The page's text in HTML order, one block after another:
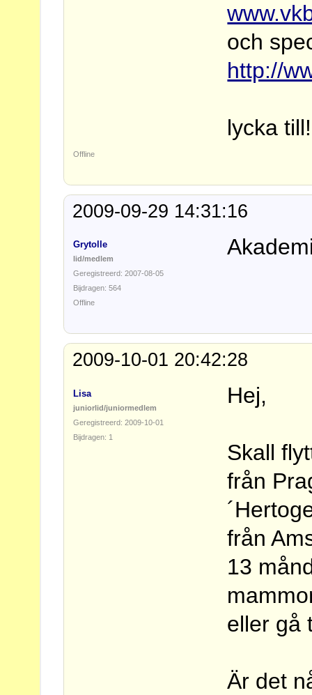
och
http://
lycka till!
Offline
2009-09-29 14:31:16
Grytolle
lid/medlem
Geregistreerd: 2007-08-05
Bijdragen: 564
Offline
2009-10-01 20:42:28
Lisa
juniorlid/juniormedlem
Geregistreerd: 2009-10-01
Bijdragen: 1
Hej,
Skall
från
från
13
eller gå
Är det